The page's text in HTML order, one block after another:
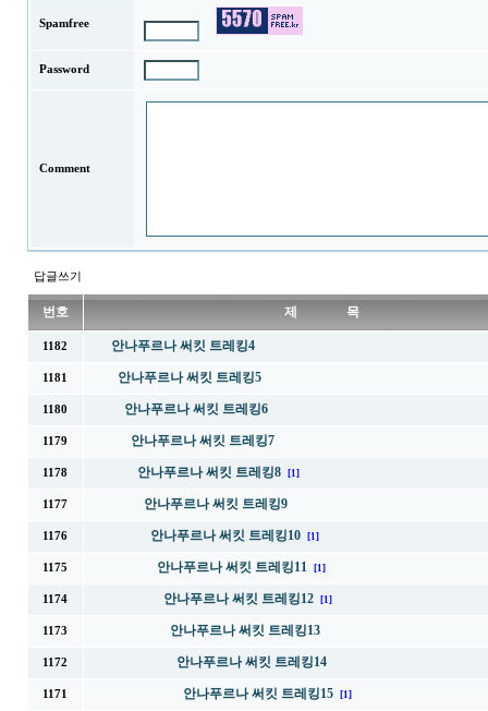
Spamfree
Password
Comment
답글쓰기
번호 제 목
1182 안나푸르나 써킷 트레킹4
1181 안나푸르나 써킷 트레킹5
1180 안나푸르나 써킷 트레킹6
1179 안나푸르나 써킷 트레킹7
1178 안나푸르나 써킷 트레킹8 [1]
1177 안나푸르나 써킷 트레킹9
1176 안나푸르나 써킷 트레킹10 [1]
1175 안나푸르나 써킷 트레킹11 [1]
1174 안나푸르나 써킷 트레킹12 [1]
1173 안나푸르나 써킷 트레킹13
1172 안나푸르나 써킷 트레킹14
1171 안나푸르나 써킷 트레킹15 [1]